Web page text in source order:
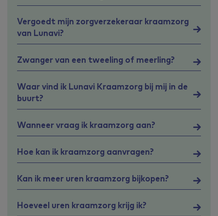
Vergoedt mijn zorgverzekeraar kraamzorg
van Lunavi?
Zwanger van een tweeling of meerling?
Waar vind ik Lunavi Kraamzorg bij mij in de
buurt?
Wanneer vraag ik kraamzorg aan?
Hoe kan ik kraamzorg aanvragen?
Kan ik meer uren kraamzorg bijkopen?
Hoeveel uren kraamzorg krijg ik?